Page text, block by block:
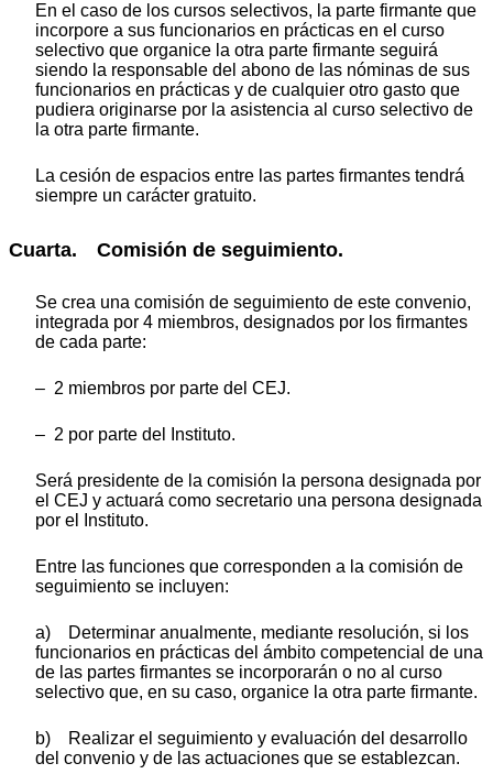
En el caso de los cursos selectivos, la parte firmante que
incorpore a sus funcionarios en prácticas en el curso
selectivo que organice la otra parte firmante seguirá
siendo la responsable del abono de las nóminas de sus
funcionarios en prácticas y de cualquier otro gasto que
pudiera originarse por la asistencia al curso selectivo de
la otra parte firmante.
La cesión de espacios entre las partes firmantes tendrá
siempre un carácter gratuito.
Cuarta. Comisión de seguimiento.
Se crea una comisión de seguimiento de este convenio,
integrada por 4 miembros, designados por los firmantes
de cada parte:
– 2 miembros por parte del CEJ.
– 2 por parte del Instituto.
Será presidente de la comisión la persona designada por
el CEJ y actuará como secretario una persona designada
por el Instituto.
Entre las funciones que corresponden a la comisión de
seguimiento se incluyen:
a) Determinar anualmente, mediante resolución, si los
funcionarios en prácticas del ámbito competencial de una
de las partes firmantes se incorporarán o no al curso
selectivo que, en su caso, organice la otra parte firmante.
b) Realizar el seguimiento y evaluación del desarrollo
del convenio y de las actuaciones que se establezcan.